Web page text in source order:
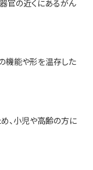
官の近くにあるがん
機能や形を温存した
、小児や高齢の方に